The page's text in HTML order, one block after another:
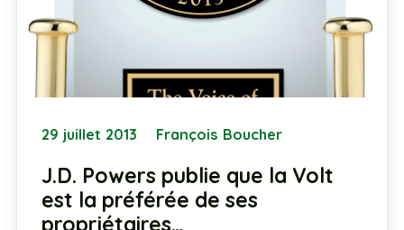
29 juillet 2013 François Boucher
J.D. Powers publie que la Volt
est la préférée de ses
propriétaires…